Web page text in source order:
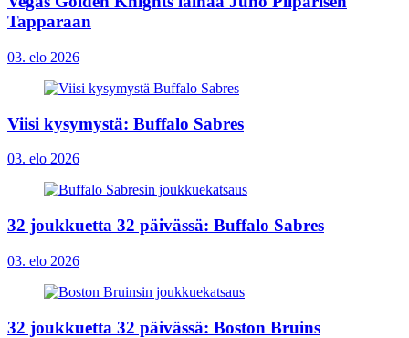
Tapparaan
03. elo 2026
Viisi kysymystä: Buffalo Sabres
03. elo 2026
32 joukkuetta 32 päivässä: Buffalo Sabres
03. elo 2026
32 joukkuetta 32 päivässä: Boston Bruins